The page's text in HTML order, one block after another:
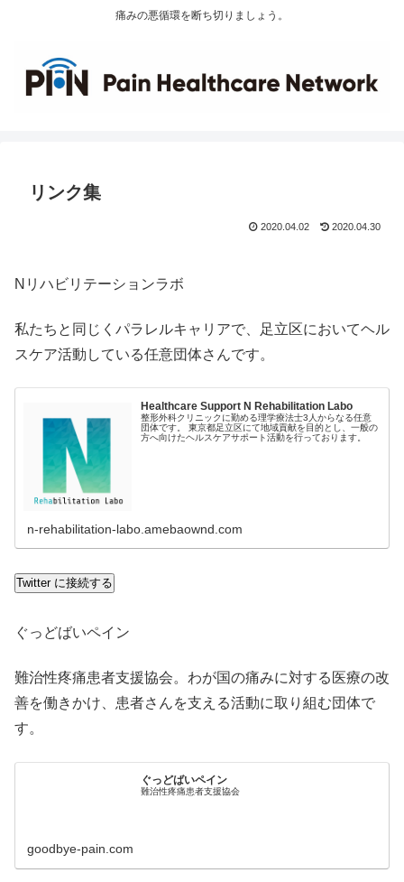
痛みの悪循環を断ち切りましょう。
リンク集
2020.04.02 2020.04.30
Nリハビリテーションラボ
私たちと同じくパラレルキャリアで、足立区においてヘル
スケア活動している任意団体さんです。
Healthcare Support N Rehabilitation Labo
整形外科クリニックに勤める理学療法士3人からなる任意
団体です。 東京都足立区にて地域貢献を目的とし、一般の
方へ向けたヘルスケアサポート活動を行っております。
n-rehabilitation-labo.amebaownd.com
Twitter に接続する
ぐっどばいペイン
難治性疼痛患者支援協会。わが国の痛みに対する医療の改
善を働きかけ、患者さんを支える活動に取り組む団体で
す。
ぐっどばいペイン
難治性疼痛患者支援協会
goodbye-pain.com